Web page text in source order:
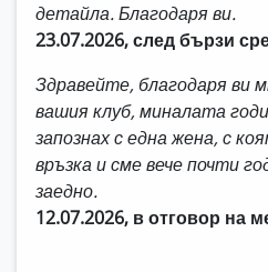
детайла. Благодаря ви.
23.07.2026, след бързи
Здравейте, благодаря ви
вашия клуб, миналата
запознах с една жена, с
връзка и сме вече почти
заедно.
12.07.2026, в отговор на